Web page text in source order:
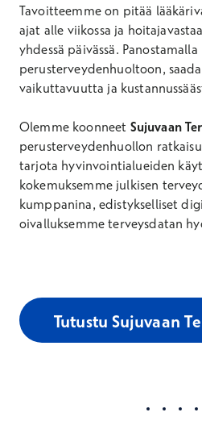
Tavoitteemme on pitää
ajat alle viikossa ja
yhdessä päivässä. Panostamalla
perusterveydenhuoltoon,
vaikuttavuutta ja
Olemme koonneet Sujuvaan
perusterveydenhuollon
tarjota hyvinvointialueiden
kokemuksemme julkisen
kumppanina, edistykselliset
oivalluksemme terveysdatan
Tutustu Sujuvaan